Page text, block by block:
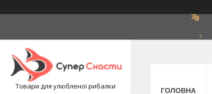
Товари для улюбленої рибалки
ГОЛОВНА